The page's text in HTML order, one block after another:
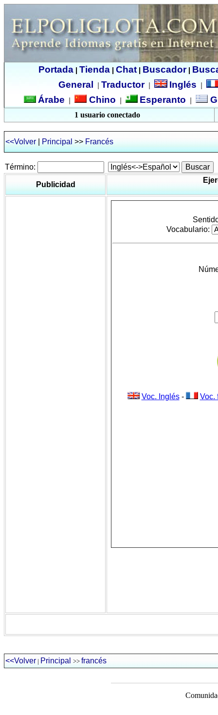
Portada| Tienda| Chat| Buscador|
General
Traductor| Inglés
Árabe Chino Esperanto
1 usuario conectado
<<Volver|Principal >>Francés
Término:
Publicidad
<<Volver | Principal >> francés